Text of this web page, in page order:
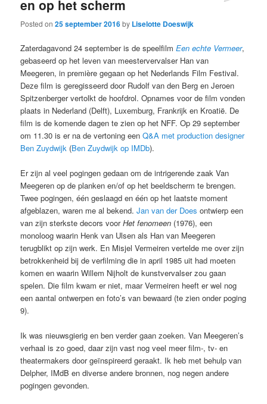
en op het scherm
Posted on25 september 2016by Liselotte Doeswijk
Zaterdagavond 24 september is de speelfilmEen echte Vermeer,
gebaseerd op het leven van meestervervalser Han van
Meegeren, in première gegaan op het Nederlands Film Festival.
Deze film is geregisseerd door Rudolf van den Berg en Jeroen
Spitzenberger vertolkt de hoofdrol. Opnames voor de film vonden
plaats in Nederland (Delft), Luxemburg, Frankrijk en Kroatië. De
film is de komende dagen te zien op het NFF. Op 29 september
om 11.30 is er na de vertoning eenQ&A met production designer
Ben Zuydwijk (Ben Zuydwijk op IMDb).
Er zijn al veel pogingen gedaan om de intrigerende zaak Van
Meegeren op de planken en/of op het beeldscherm te brengen.
Twee pogingen, één geslaagd en één op het laatste moment
afgeblazen, waren me al bekend. Jan van der Does ontwierp een
van zijn sterkste decors voorHet fenomeen (1976), een
monoloog waarin Henk van Ulsen als Han van Meegeren
terugblikt op zijn werk. En Misjel Vermeiren vertelde me over zijn
betrokkenheid bij de verfilming die in april 1985 uit had moeten
komen en waarin Willem Nijholt de kunstvervalser zou gaan
spelen. Die film kwam er niet, maar Vermeiren heeft er wel nog
een aantal ontwerpen en foto’s van bewaard (te zien onder poging
9).
Ik was nieuwsgierig en ben verder gaan zoeken. Van Meegeren’s
verhaal is zo goed, daar zijn vast nog veel meer film-, tv- en
theatermakers door geïnspireerd geraakt. Ik heb met behulp van
Delpher, IMdB en diverse andere bronnen, nog negen andere
pogingen gevonden.